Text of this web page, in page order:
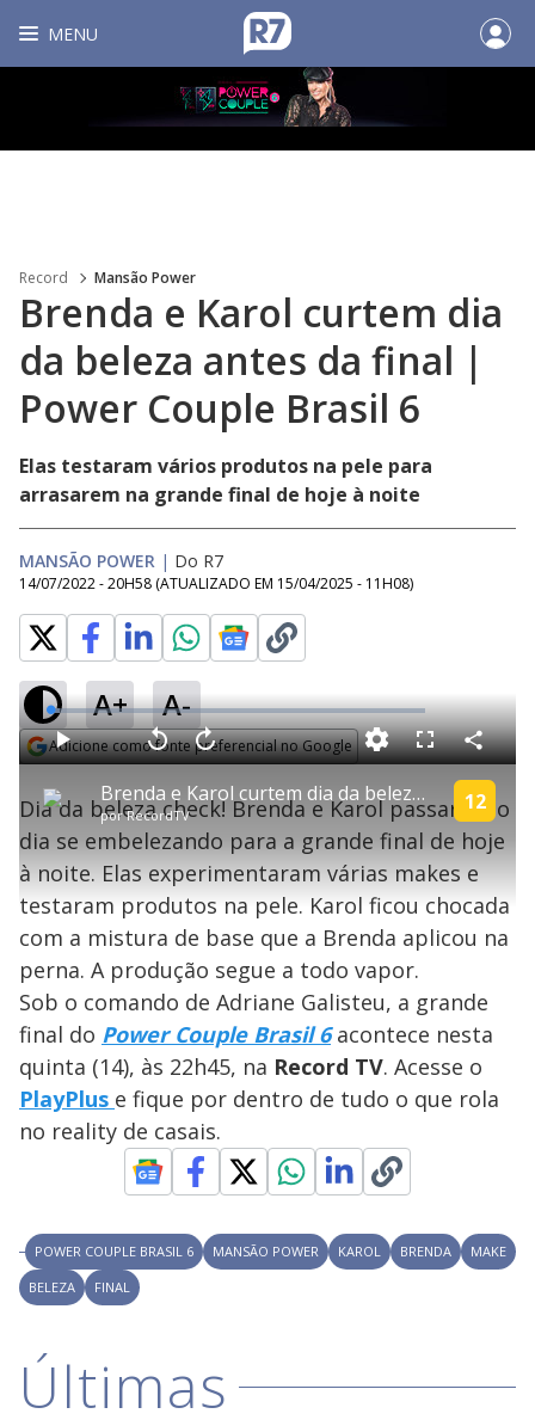
MENU
Record Mansão Power
Brenda e Karol curtem dia
da beleza antes da final |
Power Couple Brasil 6
Elas testaram vários produtos na pele para
arrasarem na grande final de hoje à noite
MANSÃO POWER | Do R7
14/07/2022 - 20H58 (ATUALIZADO EM 15/04/2025 - 11H08)
A+ A-
Adicione como fonte preferencial no Google
P
l
a
y
V
i
d
e
o
Brenda e Karol curtem dia da beleza antes da final | Power Couple Brasil 6
porRecordTV
12
P V
t
r
0
e
g
n
d
s
A
n
ç
a
1
s
e
u
n
M
u
d
o
L
o
a
d
e
:
2
.
4
1
%
F
s
c
n
C
o
m
p
a
i
l
a
Dia da beleza check! Brenda e Karol passaram o
dia se embelezando para a grande final de hoje
à noite. Elas experimentaram várias makes e
testaram produtos na pele. Karol ficou chocada
com a mistura de base que a Brenda aplicou na
perna. A produção segue a todo vapor.
Sob o comando de Adriane Galisteu, a grande
final do Power Couple Brasil 6acontece nesta
quinta (14), às 22h45, na Record TV. Acesse o
PlayPlus e fique por dentro de tudo o que rola
no reality de casais.
POWER COUPLE BRASIL 6 MANSÃO POWER KAROL BRENDA
MAKE
BELEZA
FINAL
Últimas